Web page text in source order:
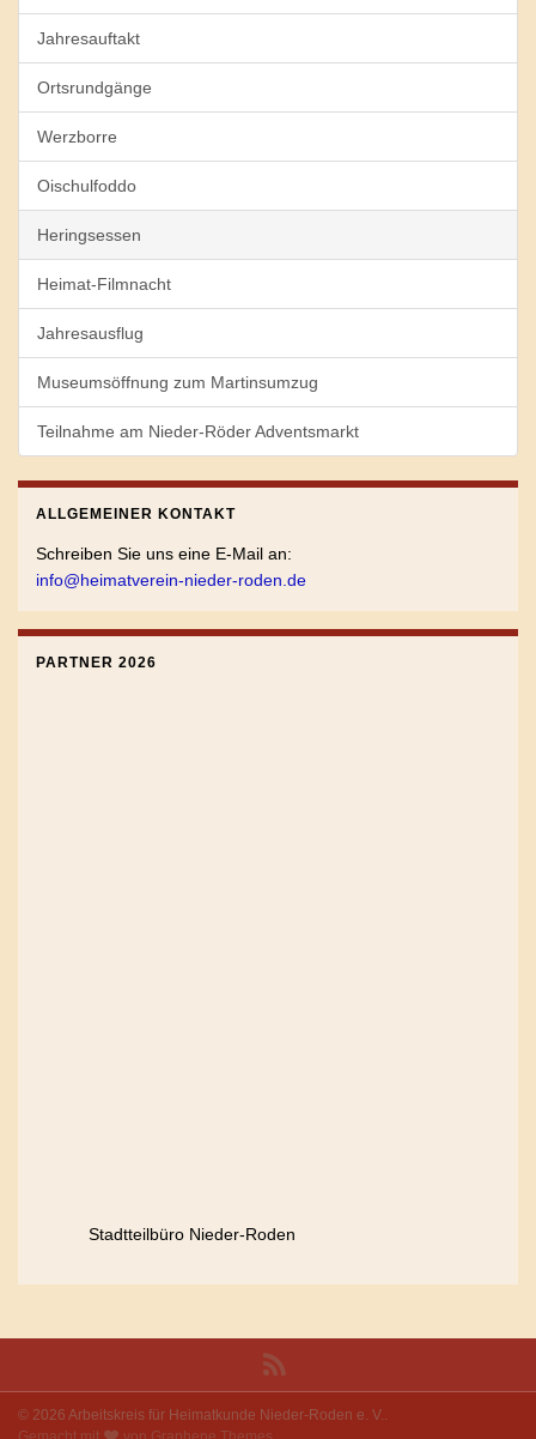
Jahresauftakt
Ortsrundgänge
Werzborre
Oischulfoddo
Heringsessen
Heimat-Filmnacht
Jahresausflug
Museumsöffnung zum Martinsumzug
Teilnahme am Nieder-Röder Adventsmarkt
ALLGEMEINER KONTAKT
Schreiben Sie uns eine E-Mail an:
info@heimatverein-nieder-roden.de
PARTNER 2026
Stadtteilbüro Nieder-Roden
© 2026 Arbeitskreis für Heimatkunde Nieder-Roden e. V..